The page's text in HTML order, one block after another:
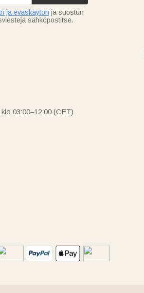
ja eväskäytön ja suostun
sähköpostitse.
03:00–12:00 (CET)